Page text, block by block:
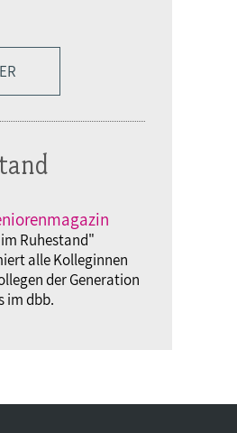
Ruhestand"
alle Kolleginnen
der Generation
im dbb.